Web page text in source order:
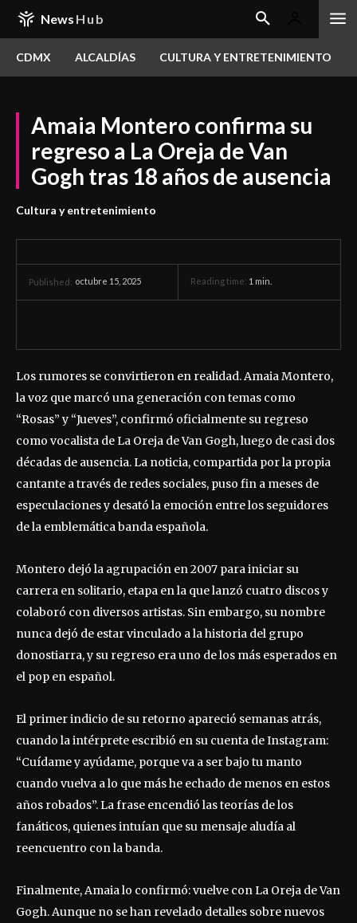
News Hub
CDMX ALCALDÍAS CULTURA Y ENTRETENIMIENTO
Amaia Montero confirma su
regreso a La Oreja de Van
Gogh tras 18 años de ausencia
Cultura y entretenimiento
Published: octubre 15, 2025 Reading time: 1 min.
Los rumores se convirtieron en realidad. Amaia Montero,
la voz que marcó una generación con temas como
“Rosas” y “Jueves”, confirmó oficialmente su regreso
como vocalista de La Oreja de Van Gogh, luego de casi dos
décadas de ausencia. La noticia, compartida por la propia
cantante a través de redes sociales, puso fin a meses de
especulaciones y desató la emoción entre los seguidores
de la emblemática banda española.
Montero dejó la agrupación en 2007 para iniciar su
carrera en solitario, etapa en la que lanzó cuatro discos y
colaboró con diversos artistas. Sin embargo, su nombre
nunca dejó de estar vinculado a la historia del grupo
donostiarra, y su regreso era uno de los más esperados en
el pop en español.
El primer indicio de su retorno apareció semanas atrás,
cuando la intérprete escribió en su cuenta de Instagram:
“Cuídame y ayúdame, porque va a ser bajo tu manto
cuando vuelva a lo que más he echado de menos en estos
años robados”. La frase encendió las teorías de los
fanáticos, quienes intuían que su mensaje aludía al
reencuentro con la banda.
Finalmente, Amaia lo confirmó: vuelve con La Oreja de Van
Gogh. Aunque no se han revelado detalles sobre nuevos